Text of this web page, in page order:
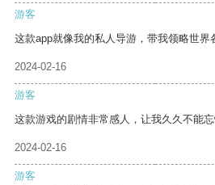
游客
这款app就像我的私人导游，带我领略世界
2024-02-16
游客
这款游戏的剧情非常感人，让我久久不能忘
2024-02-16
游客